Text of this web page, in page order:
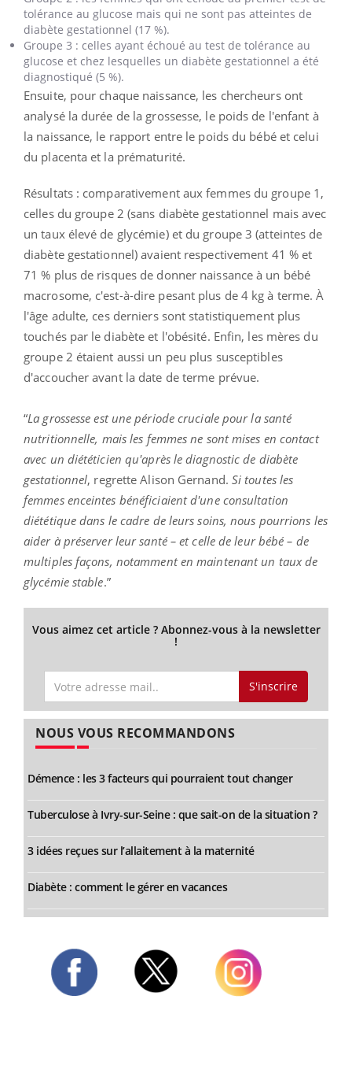
tolérance au glucose mais qui ne sont pas atteintes de
diabète gestationnel (17 %).
Groupe 3 : celles ayant échoué au test de tolérance au
glucose et chez lesquelles un diabète gestationnel a été
diagnostiqué (5 %).
Ensuite, pour chaque naissance, les chercheurs ont
analysé la durée de la grossesse, le poids de l'enfant à
la naissance, le rapport entre le poids du bébé et celui
du placenta et la prématurité.
Résultats : comparativement aux femmes du groupe 1,
celles du groupe 2 (sans diabète gestationnel mais avec
un taux élevé de glycémie) et du groupe 3 (atteintes de
diabète gestationnel) avaient respectivement 41 % et
71 % plus de risques de donner naissance à un bébé
macrosome, c'est-à-dire pesant plus de 4 kg à terme. À
l'âge adulte, ces derniers sont statistiquement plus
touchés par le diabète et l'obésité. Enfin, les mères du
groupe 2 étaient aussi un peu plus susceptibles
d'accoucher avant la date de terme prévue.
“La grossesse est une période cruciale pour la santé
nutritionnelle, mais les femmes ne sont mises en contact
avec un diététicien qu'après le diagnostic de diabète
gestationnel, regrette Alison Gernand. Si toutes les
femmes enceintes bénéficiaient d'une consultation
diététique dans le cadre de leurs soins, nous pourrions les
aider à préserver leur santé – et celle de leur bébé – de
multiples façons, notamment en maintenant un taux de
glycémie stable.”
Vous aimez cet article ? Abonnez-vous à la newsletter
!
S'inscrire
NOUS VOUS RECOMMANDONS
Démence : les 3 facteurs qui pourraient tout changer
Tuberculose à Ivry-sur-Seine : que sait-on de la situation ?
3 idées reçues sur l’allaitement à la maternité
Diabète : comment le gérer en vacances